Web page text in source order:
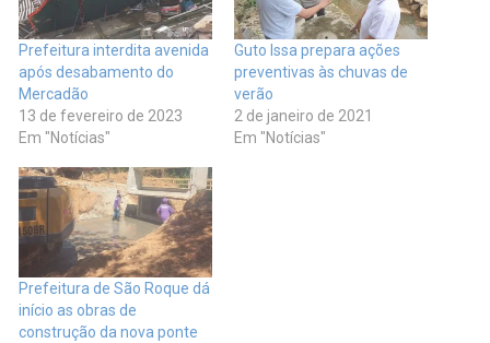
Prefeitura interdita avenida
após desabamento do
Mercadão
13 de fevereiro de 2023
Em "Notícias"
Guto Issa prepara ações
preventivas às chuvas de
verão
2 de janeiro de 2021
Em "Notícias"
Prefeitura de São Roque dá
início as obras de
construção da nova ponte